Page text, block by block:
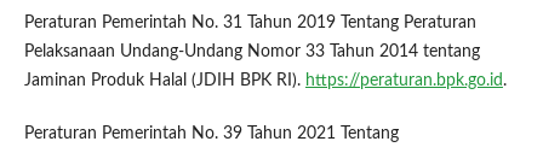
Peraturan Pemerintah No. 31 Tahun 2019 Tentang Peraturan
Pelaksanaan Undang-Undang Nomor 33 Tahun 2014 tentang
Jaminan Produk Halal (JDIH BPK RI). https://peraturan.bpk.go.id .
Peraturan Pemerintah No. 39 Tahun 2021 Tentang